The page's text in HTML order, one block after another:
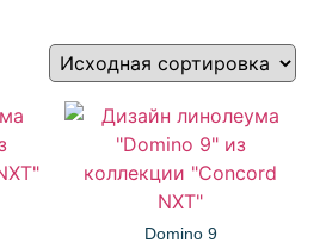
Domino 9